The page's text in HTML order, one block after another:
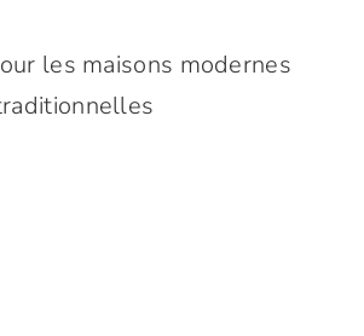
les maisons modernes